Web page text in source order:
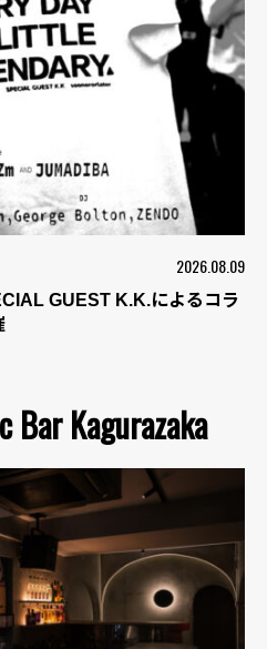
2026.08.09
GUEST K.K.によるコラ
Bar Kagurazaka